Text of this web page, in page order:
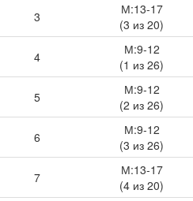
3
М:13-17
(3 из 20)
4
М:9-12
(1 из 26)
5
М:9-12
(2 из 26)
6
М:9-12
(3 из 26)
7
М:13-17
(4 из 20)